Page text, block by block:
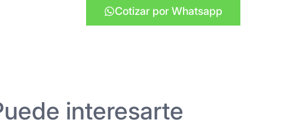
Cotizar por Whatsapp
interesarte